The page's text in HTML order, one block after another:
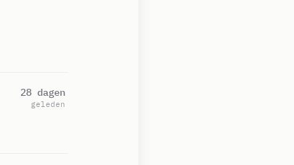
28 dagen
geleden